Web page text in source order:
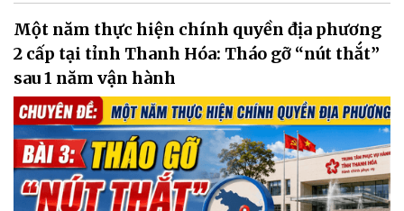
Một năm thực hiện chính quyền địa phương
2 cấp tại tỉnh Thanh Hóa: Tháo gỡ “nút thắt”
sau 1 năm vận hành